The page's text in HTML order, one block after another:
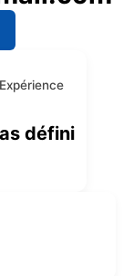
Expérience
défini